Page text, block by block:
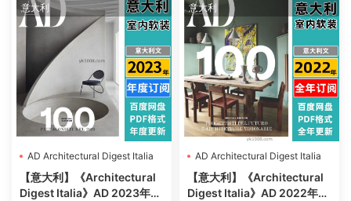
意大利
AD Architectural Digest Italia
【意大利】《Architectural
Digest Italia》AD 2023年合
意大利
AD Architectural Digest Italia
【意大利】《Architectural
Digest Italia》AD 2022年合